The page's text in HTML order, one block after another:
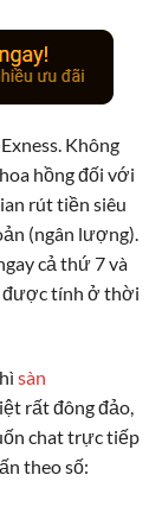
Không
hồng đối với
rút tiền siêu
(ngân lượng).
cả thứ 7 và
được tính ở thời
sàn
rất đông đảo,
chat trực tiếp
theo số: